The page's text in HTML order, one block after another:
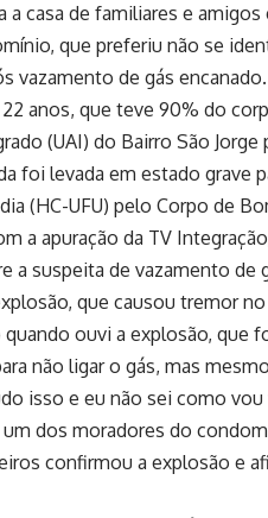
a casa de familiares e
que preferiu não se
vazamento de gás encanado.
anos, que teve 90% do
(UAI) do Bairro São
foi levada em estado grave
(HC-UFU) pelo Corpo de
a apuração da TV
a suspeita de vazamento de
que causou tremor
quando ouvi a explosão,
não ligar o gás, mas
isso e eu não sei como
dos moradores do
confirmou a explosão e